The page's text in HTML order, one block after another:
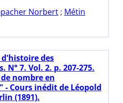
Norbert ; Métin
d'histoire des
7. Vol. 2. p. 207-275.
nombre en
Cours inédit de Léopold
(1891).